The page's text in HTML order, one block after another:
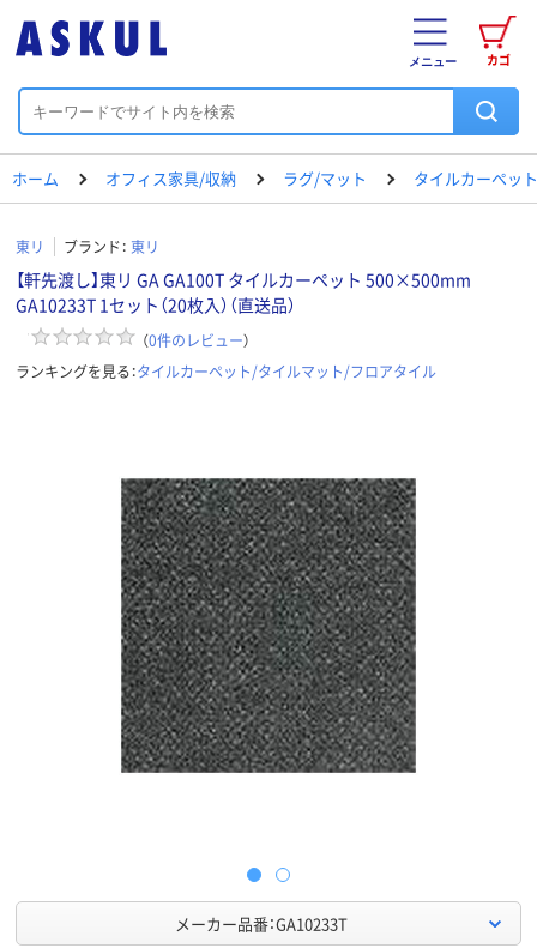
カゴ
メニュー
ホーム オフィス家具/収納 ラグ/マット タイルカーペッ
東リ ブランド： 東リ
【軒先渡し】東リ GA GA100T タイルカーペット 500×500mm
GA10233T 1セット（20枚入）（直送品）
（0件のレビュー）
ランキングを見る：タイルカーペット/タイルマット/フロアタイル
メーカー品番：GA10233T